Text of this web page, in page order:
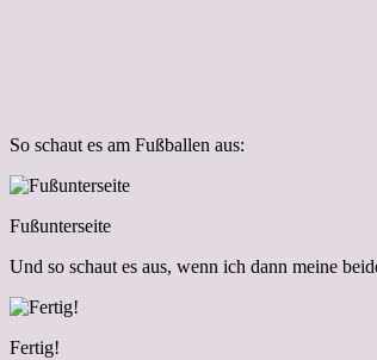
So schaut es am Fußballen aus:
Fußunterseite
Und so schaut es aus, wenn ich dann meine
Fertig!